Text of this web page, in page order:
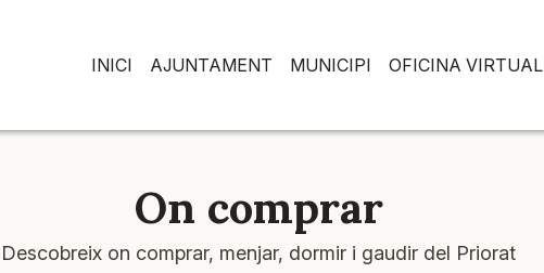
INICI AJUNTAMENT MUNICIPI OFICINA VIRTUAL
On comprar
Descobreix on comprar, menjar, dormir i gaudir del Priorat